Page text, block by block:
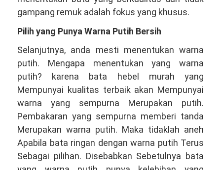
gampang remuk adalah fokus yang khusus.
Pilih yang Punya Warna Putih Bersih
Selanjutnya, anda mesti menentukan warna
putih. Mengapa menentukan yang warna
putih? karena bata hebel murah yang
Mempunyai kualitas terbaik akan Mempunyai
warna yang sempurna Merupakan putih.
Pembakaran yang sempurna memberi tanda
Merupakan warna putih. Maka tidaklah aneh
Apabila bata ringan dengan warna putih Terus
Sebagai pilihan. Disebabkan Sebetulnya bata